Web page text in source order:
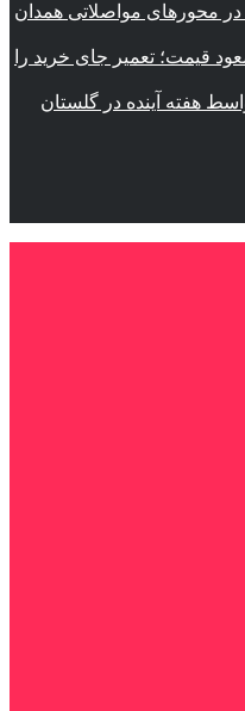
۵۱۷ هزار تردد در محورهای مواصلاتی همدان
قیمت؛ تعمیر جای خرید را
هفته آینده در گلستان